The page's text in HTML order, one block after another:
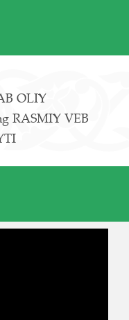
OLIY
RASMIY VEB